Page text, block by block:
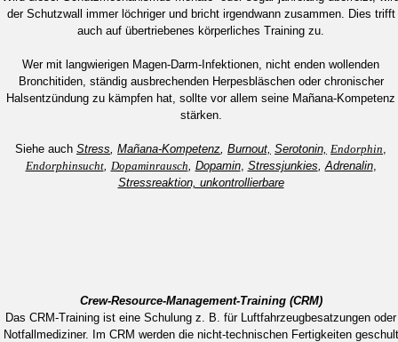
der Schutzwall immer löchriger und bricht irgendwann zusammen. Dies trifft
auch auf übertriebenes körperliches Training zu.
Wer mit langwierigen Magen-Darm-Infektionen, nicht enden wollenden
Bronchitiden, ständig ausbrechenden Herpesbläschen oder chronischer
Halsentzündung zu kämpfen hat, sollte vor allem seine Mañana-Kompetenz
stärken.
Siehe auch Stress Mañana-Kompetenz Burnout, Serotonin, Endorphin
Endorphinsucht, Dopaminrausch Dopamin, Stressjunkies Adrenalin,
Stressreaktion, unkontrollierbare
Crew-Resource-Management-Training (CRM)
Das CRM-Training ist eine Schulung z. B. für Luftfahrzeugbesatzungen oder
Notfallmediziner. Im CRM werden die nicht-technischen Fertigkeiten geschult